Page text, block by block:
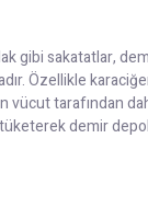
gibi sakatatlar,
Özellikle
vücut tarafından
demir